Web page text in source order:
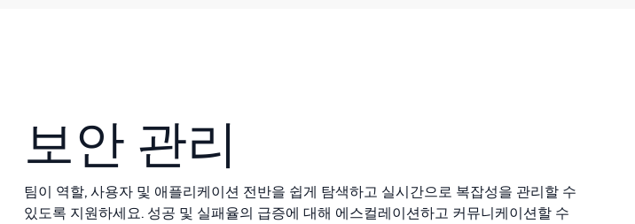
보안 관리
팀이 역할, 사용자 및 애플리케이션 전반을 쉽게 탐색하고 실시간으로 복잡성을 관리할 수
있도록 지원하세요. 성공 및 실패율의 급증에 대해 에스컬레이션하고 커뮤니케이션할 수